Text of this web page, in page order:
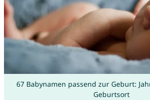
67 Babynamen passend zur Geburt:
Geburtsort